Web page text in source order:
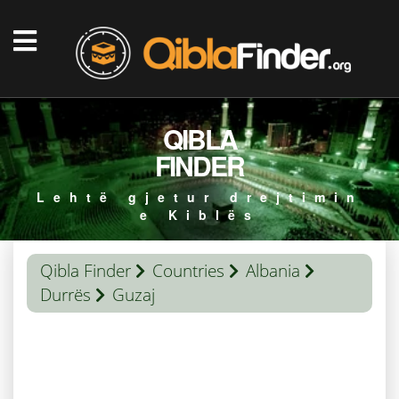
QIBLA
FINDER
Lehtë gjetur drejtimin
e Kiblës
Qibla Finder Countries
Albania
Durrës
Guzaj